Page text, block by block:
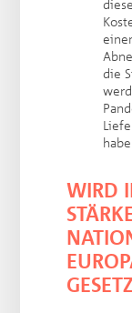
die
WIRD